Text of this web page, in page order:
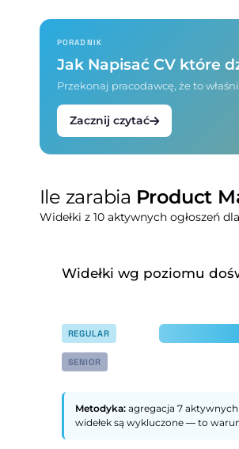
PORADNIK
Jak Napisać CV które
Przekonaj pracodawcę, że to
Zacznij czytać
Ile zarabia Product
Widełki z 10 aktywnych ogłoszeń
Widełki wg poziomu
REGULAR
SENIOR
Metodyka:agregacja 7 aktywnych
widełek są wykluczone — to